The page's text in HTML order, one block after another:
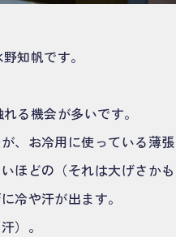
知帆です。
る機会が多いです。
、お冷用に使っている薄張
ほどの（それは大げさか
冷や汗が出ます。
）。